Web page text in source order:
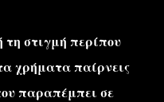
τη στιγμή περίπου
χρήματα παίρνεις
παραπέμπει σε